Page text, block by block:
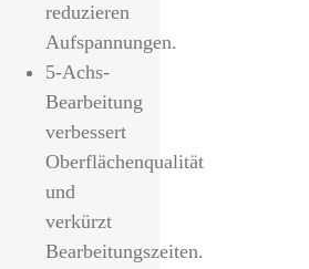
reduzieren
Aufspannungen.
5-Achs-
Bearbeitung
verbessert
Oberflächenqualität
und
verkürzt
Bearbeitungszeiten.